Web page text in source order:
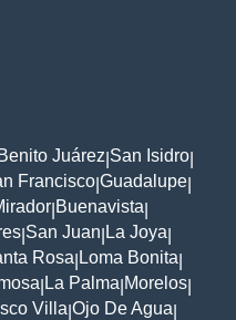
Benito Juárez San Isidro
Francisco Guadalupe
Buenavista
San Juan La Joya
Rosa Loma Bonita
La Palma Morelos
Villa Ojo De Agua